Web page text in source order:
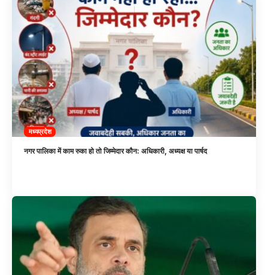
मध्यप्रदेश
नगर पालिका में काम रुका हो तो जिम्मेदार कौन: अधिकारी, अध्यक्ष या पार्षद